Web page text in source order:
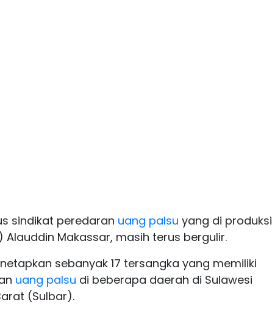
sindikat peredaran uang palsu yang di produksi
Alauddin Makassar, masih terus bergulir.
sebanyak 17 tersangka yang memiliki
uang palsu di beberapa daerah di Sulawesi
(Sulbar).